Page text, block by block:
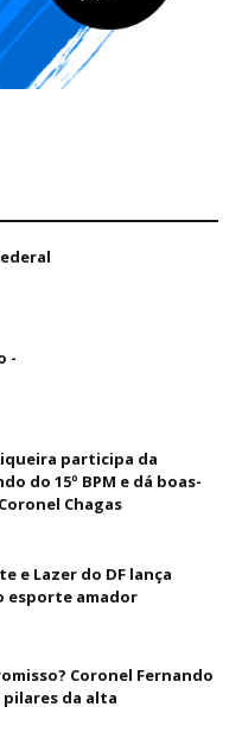
-
participa da
do 15º BPM e dá boas-
Chagas
e Lazer do DF lança
esporte amador
Coronel Fernando
da alta